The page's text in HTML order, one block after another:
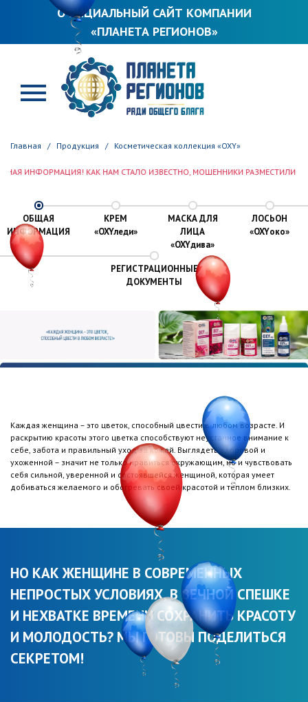
ОФИЦИАЛЬНЫЙ САЙТ КОМПАНИИ
«ПЛАНЕТА РЕГИОНОВ»
ПЛАНЕТА РЕГИОНОВ
Главная Продукция Косметическая коллекция «OXY»
КАК НАМ СТАЛО ИЗВЕСТНО, МОШЕННИКИ РАЗМЕСТИЛИ
ОБЩАЯ
ИНФОРМАЦИЯ
КРЕМ
«OXYледи»
МАСКА ДЛЯ
ЛИЦА
«OXYдива»
ЛОСЬОН
«OXYоко»
РЕГИСТРАЦИОННЫЕ
ДОКУМЕНТЫ
Каждая женщина – это цветок, способный цвести в любом возрасте. И
раскрытию красоты этого цветка способствуют неустанное внимание к
себе, забота и правильный уход за кожей. Выглядеть здоровой и
ухоженной – значит не только нравиться окружающим, но и чувствовать
себя сильной, уверенной и состоявшейся женщиной, которая умеет
добиваться желаемого и обогревать своей красотой и теплом близких.
НО КАК ЖЕНЩИНЕ В СОВРЕМЕННЫХ
НЕПРОСТЫХ УСЛОВИЯХ, В ВЕЧНОЙ СПЕШКЕ
И НЕХВАТКЕ ВРЕМЕНИ СОХРАНИТЬ КРАСОТУ
И МОЛОДОСТЬ? МЫ ГОТОВЫ ПОДЕЛИТЬСЯ
СЕКРЕТОМ!